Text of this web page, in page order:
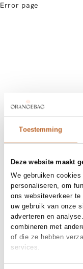
Toestemming
Deze website maakt
We gebruiken
personaliseren, om
ons websiteverkeer
uw gebruik van onze
adverteren en
combineren met
of die ze hebben
services.
Error page